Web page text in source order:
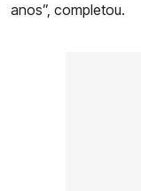
anos”, completou.